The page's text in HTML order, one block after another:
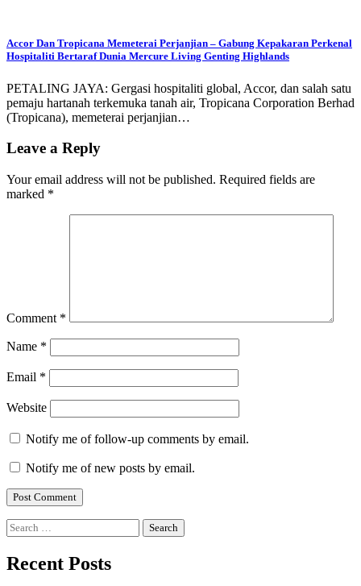
Accor Dan Tropicana Memeterai Perjanjian – Gabung Kepakaran Perkenal
Hospitaliti Bertaraf Dunia Mercure Living Genting Highlands
PETALING JAYA: Gergasi hospitaliti global, Accor, dan salah satu
pemaju hartanah terkemuka tanah air, Tropicana Corporation Berhad
(Tropicana), memeterai perjanjian…
Leave a Reply
Your email address will not be published. Required fields are
marked *
Comment *
Name *
Email *
Website
Notify me of follow-up comments by email.
Notify me of new posts by email.
Search
for:
Recent Posts